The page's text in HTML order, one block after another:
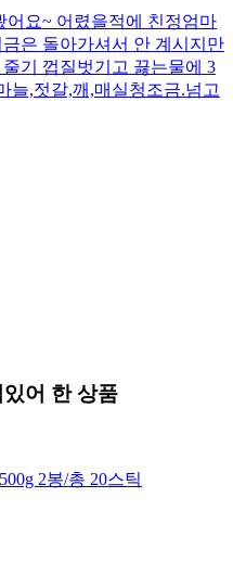
어요~ 어렸을적에 친정엄마
은 돌아가셔서 안 계시지만
기 껍질벗기고 끓는물에 3
늘,젓갈,깨,매실청조금.넘고
어 한 상품
2봉/총 20스틱